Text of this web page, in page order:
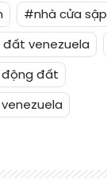
#nhà cửa sập
venezuela
đất